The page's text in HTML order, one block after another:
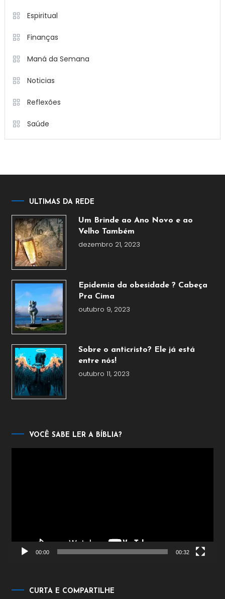
Espiritual
Finanças
Maná da Semana
Noticias
Reflexões
Saúde
ULTIMAS DA REDE
Um Brinde ao Ano Novo e ao
Velho Também
dezembro 21, 2023
Epidemia da obesidade ? Cabeça
Pra Cima
outubro 9, 2023
Sobre o anticristo? Ele já está
entre nós!
outubro 11, 2023
VOCÊ SABE LER A BÍBLIA?
00:00 00:32
CURTA E COMPARTILHE